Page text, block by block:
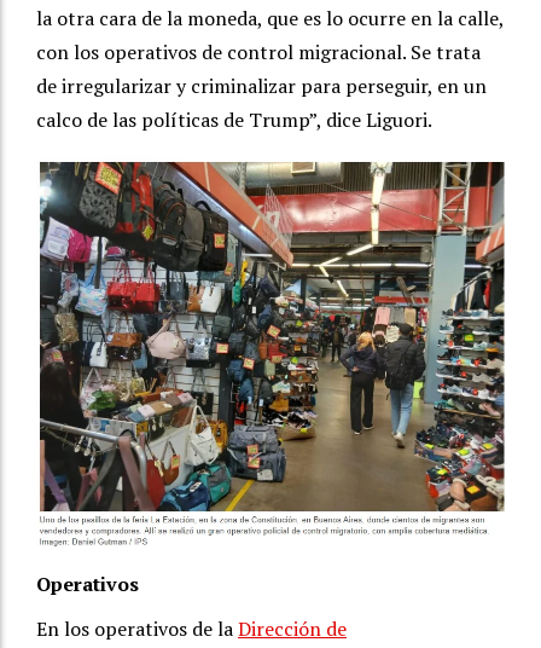
la otra cara de la moneda, que es lo ocurre en la calle,
con los operativos de control migracional. Se trata
de irregularizar y criminalizar para perseguir, en un
calco de las políticas de Trump”, dice Liguori.
Operativos
En los operativos de laDirección de